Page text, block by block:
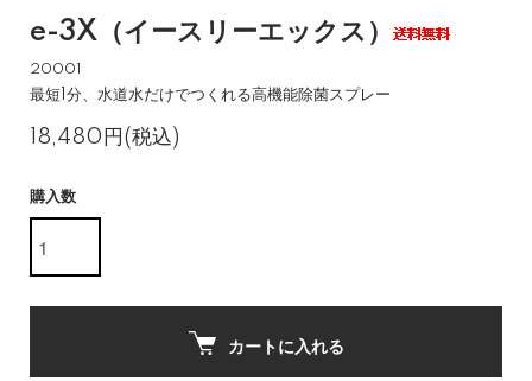
e-3X（イースリーエックス）
20001
最短1分、水道水だけでつくれる高機能除菌スプレー
18,480円(税込)
購入数
カートに入れる